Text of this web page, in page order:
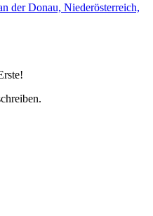
der Donau, Niederösterreich,